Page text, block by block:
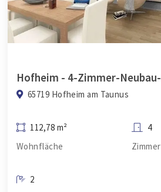
65719 Hofheim am Taunus
112,78 m²
Wohnfläche
4
Zimmer
2